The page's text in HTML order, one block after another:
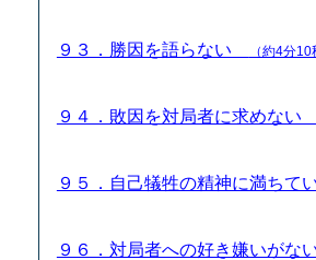
９３．勝因を語らない （約4分10
９４．敗因を対局者に求めない
９５．自己犠牲の精神に満ちて
９６．対局者への好き嫌いがな